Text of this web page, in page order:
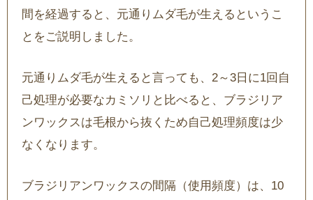
間を経過すると、元通りムダ毛が生えるというこ
とをご説明しました。
元通りムダ毛が生えると言っても、2～3日に1回自
己処理が必要なカミソリと比べると、ブラジリア
ンワックスは毛根から抜くため自己処理頻度は少
なくなります。
ブラジリアンワックスの間隔（使用頻度）は、10